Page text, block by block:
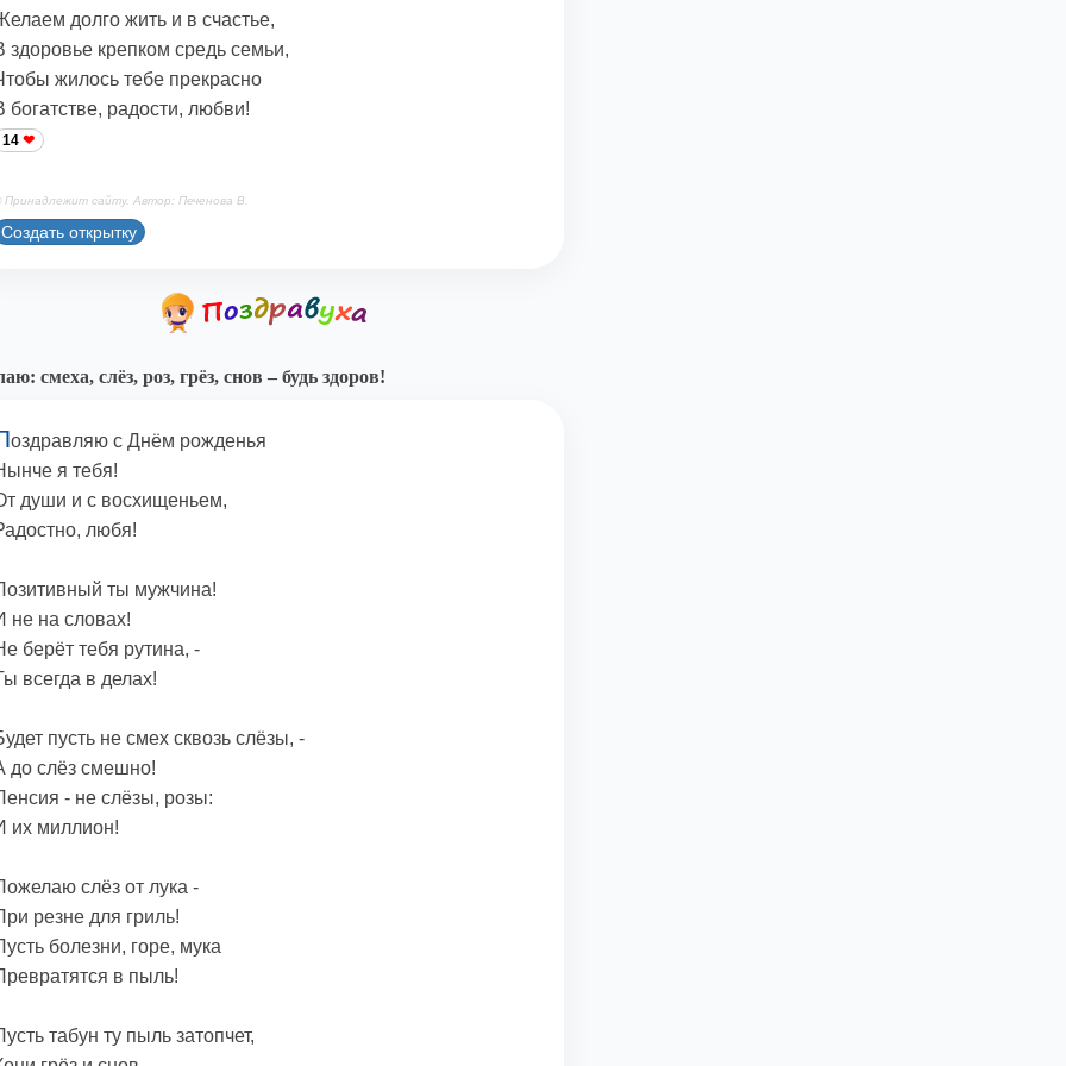
долго жить и в счастье,
здоровье крепком средь семьи,
жилось тебе прекрасно
богатстве, радости, любви!
14
Принадлежит сайту. Автор: Печенова В.
Создать открытку
смеха, слёз, роз, грёз, снов – будь здоров!
оздравляю с Днём рожденья
я тебя!
души и с восхищеньем,
любя!
ты мужчина!
не на словах!
берёт тебя рутина, -
всегда в делах!
пусть не смех сквозь слёзы, -
до слёз смешно!
- не слёзы, розы:
их миллион!
слёз от лука -
резне для гриль!
болезни, горе, мука
в пыль!
табун ту пыль затопчет,